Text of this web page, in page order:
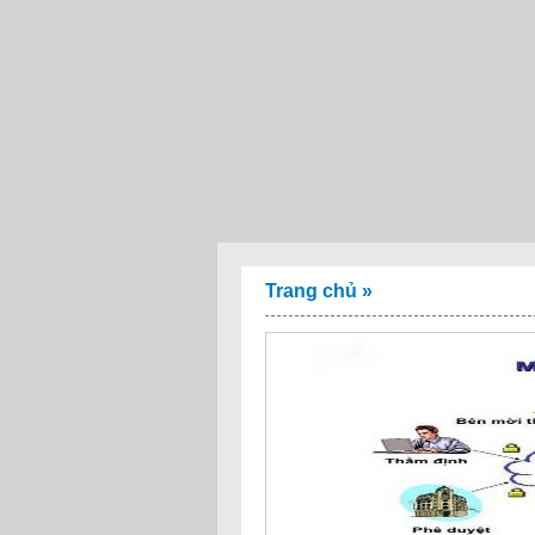
Trang chủ »